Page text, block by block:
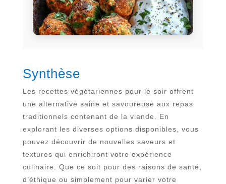
Synthèse
Les recettes végétariennes pour le soir offrent
une alternative saine et savoureuse aux repas
traditionnels contenant de la viande. En
explorant les diverses options disponibles, vous
pouvez découvrir de nouvelles saveurs et
textures qui enrichiront votre expérience
culinaire. Que ce soit pour des raisons de santé,
d’éthique ou simplement pour varier votre